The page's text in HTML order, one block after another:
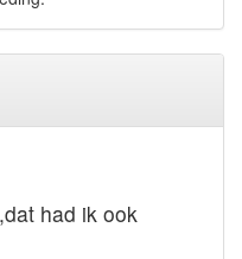
had ik ook